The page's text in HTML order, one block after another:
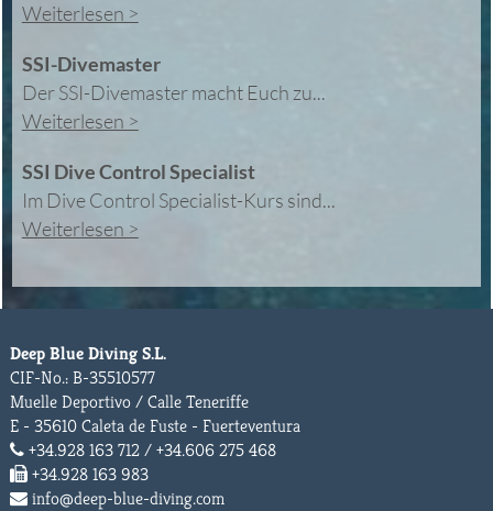
Weiterlesen >
SSI-Divemaster
Der SSI-Divemaster macht Euch zu...
Weiterlesen >
SSI Dive Control Specialist
Im Dive Control Specialist-Kurs sind...
Weiterlesen >
Deep Blue Diving S.L.
CIF-No.: B-35510577
Muelle Deportivo / Calle Teneriffe
E - 35610 Caleta de Fuste - Fuerteventura
+34.928 163 712 / +34.606 275 468
+34.928 163 983
info@deep-blue-diving.com